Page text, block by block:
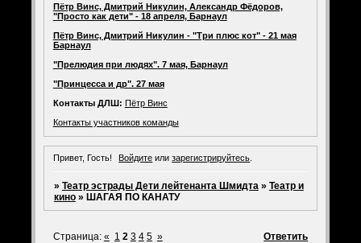
Пётр Винс, Дмитрий Никулин, Александр Фёдоров,
"Просто как дети" - 18 апреля, Барнаул
Пётр Винс, Дмитрий Никулин - "Три плюс кот" - 21 мая
Барнаул
"Прелюдия при людях". 7 мая, Барнаул
"Принцесса и др". 27 мая
Контакты ДЛШ: Пётр Винс
Контакты участников команды
Привет, Гость! Войдите илизарегистрируйтесь.
» Театр эстрады Дети лейтенанта Шмидта » Театр и
кино » ШАГАЯ ПО КАНАТУ
Страница: « 1 2 3 4 5 » Ответить